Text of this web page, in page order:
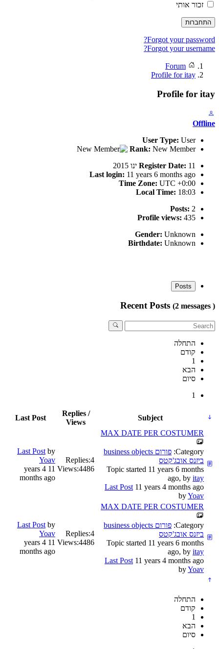
זכור אותי
התחברות
Forgot your password?
Forgot your username?
Forum
Profile for itay
Profile for itay
Offline
User Type: User
Rank: New Member
Register Date: 11 ינו 2015
Last login: 11 years 6 months ago
Time Zone: UTC +0:00
Local Time: 18:03
Posts: 2
Profile views: 435
Gender: Unknown
Birthdate: Unknown
Posts
Recent Posts (2 messages )
התחלה
קודם
1
הבא
סיום
1
Subject
Replies /
Views
Last Post
MAX DATE PER COSTUMER
Category:
פורום business objects
ביזנס אובג'קטס
Topic started 11 years 6 months
ago, by itay
Last Post 11 years 4 months ago
byYoav
Replies:4
Views:4486
Last Post by
Yoav
11 years 4
months ago
MAX DATE PER COSTUMER
Category:
פורום business objects
ביזנס אובג'קטס
Topic started 11 years 6 months
ago, by itay
Last Post 11 years 4 months ago
byYoav
Replies:4
Views:4486
Last Post by
Yoav
11 years 4
months ago
התחלה
קודם
1
הבא
סיום